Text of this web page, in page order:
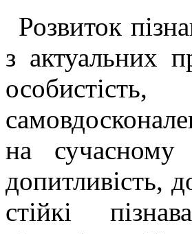
Розвиток
з актуальних
на
допитливість,
стійкі